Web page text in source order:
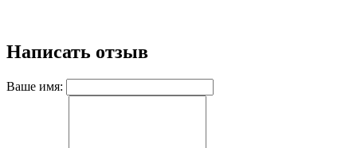
Написать отзыв
Ваше имя: